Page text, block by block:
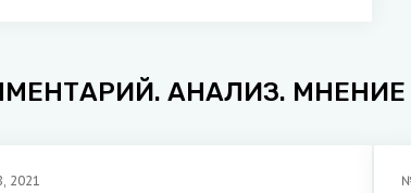
АНАЛИЗ. МНЕНИЕ
, 2021